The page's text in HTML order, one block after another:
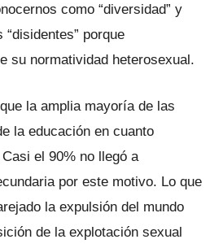
como “diversidad” y
porque
su normatividad heterosexual.
la amplia mayoría de las
la educación en cuanto
el 90% no llegó a
por este motivo. Lo que
la expulsión del mundo
de la explotación sexual